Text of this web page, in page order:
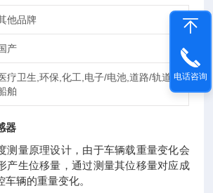
他品牌
产
疗卫生,环保,化工,电子/电池,道路/轨道/
舶
器
测量原理设计，由于车辆载重量变化会
产生位移量，通过测量其位移量对应成
辆的重量变化。
电话咨询